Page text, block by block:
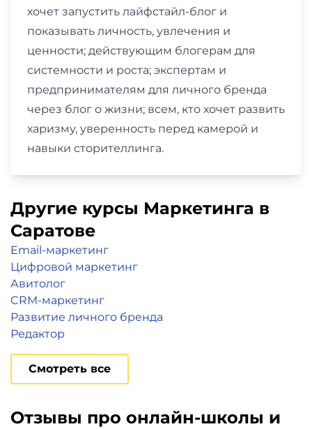
хочет запустить лайфстайл-блог и
показывать личность, увлечения и
ценности; действующим блогерам для
системности и роста; экспертам и
предпринимателям для личного бренда
через блог о жизни; всем, кто хочет развить
харизму, уверенность перед камерой и
навыки сторителлинга.
Другие курсы Маркетинга в
Саратове
Email-маркетинг
Цифровой маркетинг
Авитолог
CRM-маркетинг
Развитие личного бренда
Редактор
Смотреть все
Отзывы про онлайн-школы и